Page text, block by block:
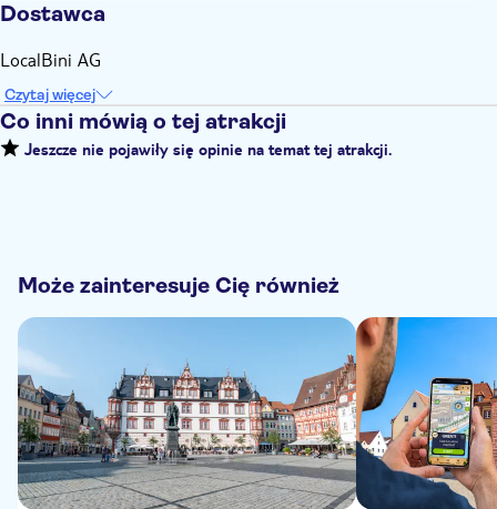
Dostawca
LocalBini AG
Czytaj więcej
Co inni mówią o tej atrakcji
Jeszcze nie pojawiły się opinie na temat tej atrakcji.
Może zainteresuje Cię również